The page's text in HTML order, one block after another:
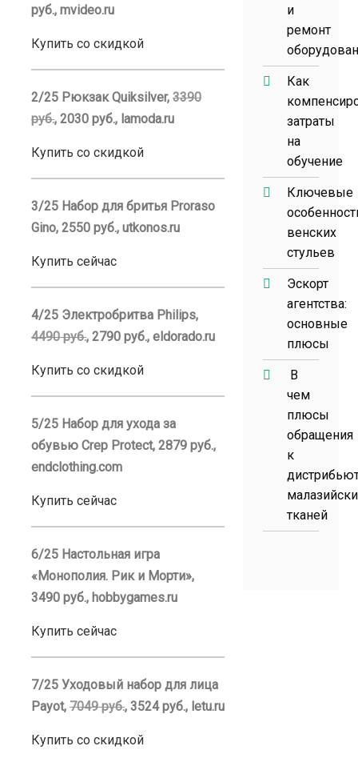
руб., mvideo.ru
Купить со скидкой
2/25 Рюкзак Quiksilver, 3390
руб., 2030 руб., lamoda.ru
Купить со скидкой
3/25 Набор для бритья Proraso
Gino, 2550 руб., utkonos.ru
Купить сейчас
4/25 Электробритва Philips,
4490 руб., 2790 руб., eldorado.ru
Купить со скидкой
5/25 Набор для ухода за
обувью Crep Protect, 2879 руб.,
endclothing.com
Купить сейчас
6/25 Настольная игра
«Монополия. Рик и Морти»,
3490 руб., hobbygames.ru
Купить сейчас
7/25 Уходовый набор для лица
Payot, 7049 руб., 3524 руб., letu.ru
Купить со скидкой
и
ремонт
Как
затраты
на
обучение
Ключевые
венских
стульев
Эскорт
агентства:
основные
плюсы
В
чем
плюсы
обращения
к
тканей